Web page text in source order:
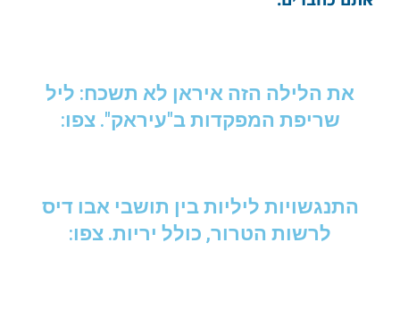
את הלילה הזה איראן לא תשכח: ליל
שריפת המפקדות ב"עיראק". צפו:
התנגשויות ליליות בין תושבי אבו דיס
לרשות הטרור, כולל יריות. צפו: